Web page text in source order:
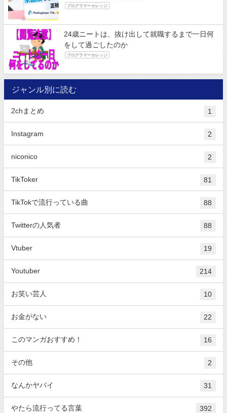
プログラマーカレッジ
24歳ニートは、抜け出して就職するまで一日何
をして過ごしたのか
プログラマーカレッジ
ジャンル別に読む
2chまとめ 1
Instagram 2
niconico 2
TikToker 81
TikTokで流行っている曲 88
Twitterの人気者 88
Vtuber 19
Youtuber 214
お笑い芸人 10
お金がない 22
このマンガおすすめ！ 16
その他 2
なんかヤバイ 31
やたら流行ってる言葉 392